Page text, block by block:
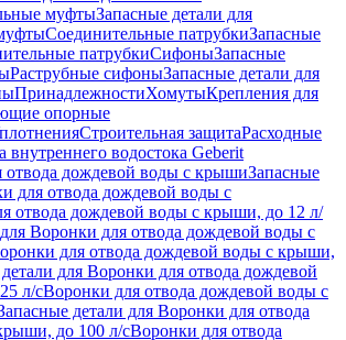
муфтыЗапасные детали для
Соединительные патрубкиЗапасные
патрубкиСифоныЗапасные
Раструбные сифоныЗапасные детали для
ПринадлежностиХомутыКрепления для
опорные
Строительная защитаРасходные
внутреннего водостока Geberit
отвода дождевой воды с крышиЗапасные
для отвода дождевой воды с
отвода дождевой воды с крыши, до 12 л/
Воронки для отвода дождевой воды с
для отвода дождевой воды с крыши,
для Воронки для отвода дождевой
л/сВоронки для отвода дождевой воды с
детали для Воронки для отвода
до 100 л/сВоронки для отвода